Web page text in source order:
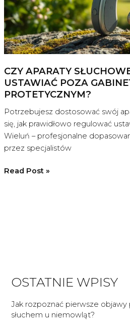
CZY APARATY
USTAWIAĆ POZA
PROTETYCZNYM?
Potrzebujesz dostosować swój
się, jak prawidłowo regulować
Wieluń – profesjonalne
przez specjalistów
Czy
Read Post »
OSTATNIE WPISY
Jak rozpoznać pierwsze
słuchem u niemowląt?